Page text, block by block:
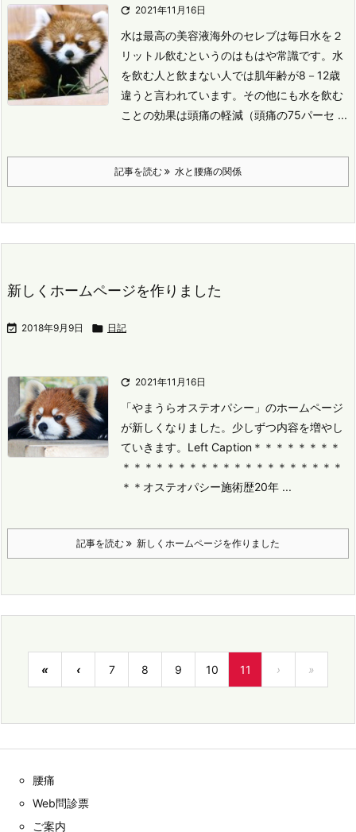
 2021年11月16日
水は最高の美容液海外のセレブは毎日水を２
リットル飲むというのはもはや常識です。 水
を飲む人と飲まない人では肌年齢が8－12歳
違うと言われています。 その他にも水を飲む
ことの効果は頭痛の軽減（頭痛の75パーセ ...
記事を読む 水と腰痛の関係
新しくホームページを作りました
 2018年9月9日  日記
 2021年11月16日
「やまうらオステオパシー」のホームページ
が新しくなりました。 少しずつ内容を増やし
ていきます。 Left Caption ＊＊＊＊＊＊＊＊
＊＊＊＊＊＊＊＊＊＊＊＊＊＊＊＊＊＊＊＊
＊＊オステオパシー施術歴20年 ...
記事を読む 新しくホームページを作りました
« ‹ 7 8 9 10 11 › »
腰痛
Web問診票
ご案内